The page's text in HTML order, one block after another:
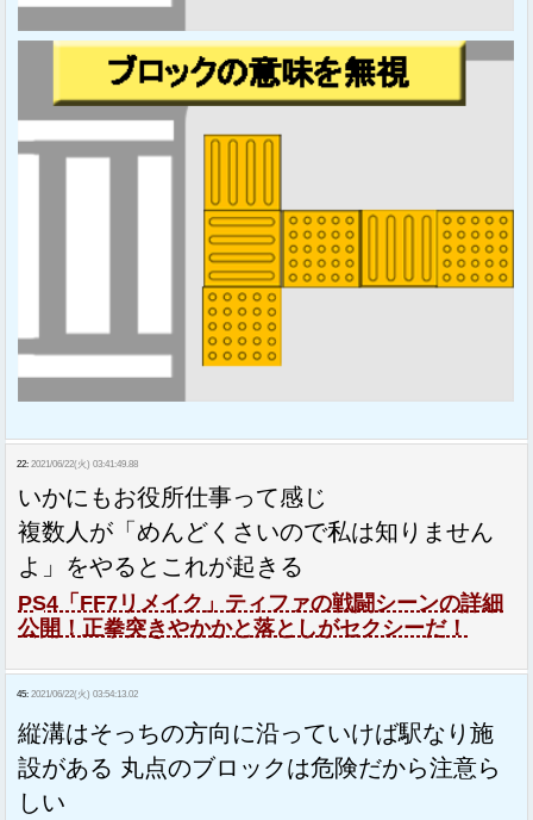
22: 2021/06/22(火) 03:41:49.88
いかにもお役所仕事って感じ
複数人が「めんどくさいので私は知りません
よ」をやるとこれが起きる
PS4「FF7リメイク」ティファの戦闘シーンの詳細
公開！正拳突きやかかと落としがセクシーだ！
45: 2021/06/22(火) 03:54:13.02
縦溝はそっちの方向に沿っていけば駅なり施
設がある 丸点のブロックは危険だから注意ら
しい